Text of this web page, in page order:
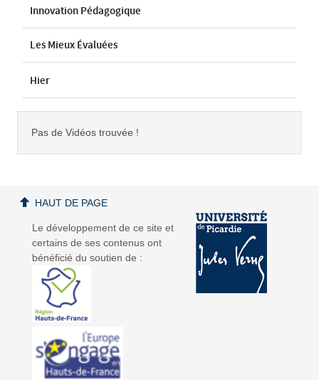
Innovation Pédagogique
Les Mieux Évaluées
Hier
Pas de Vidéos trouvée !
Le développement de ce site et
certains de ses contenus ont
bénéficié du soutien de :
HAUT DE PAGE